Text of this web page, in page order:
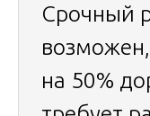
Срочный
на 50%